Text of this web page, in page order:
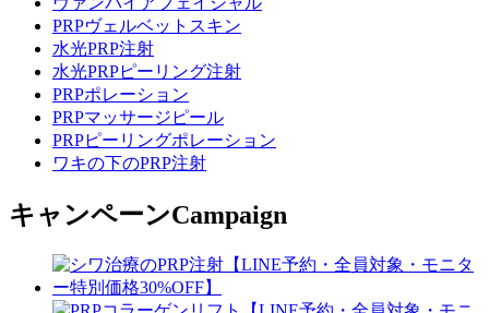
PRPヴェルベットスキン
水光PRP注射
水光PRPピーリング注射
PRPポレーション
PRPマッサージピール
PRPピーリングポレーション
ワキの下のPRP注射
キャンペーンCampaign